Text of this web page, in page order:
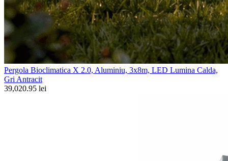
Pergola Bioclimatica X 2.0, Aluminiu, 3x8m, LED Lumina Calda,
Gri Antracit
39,020.95 lei